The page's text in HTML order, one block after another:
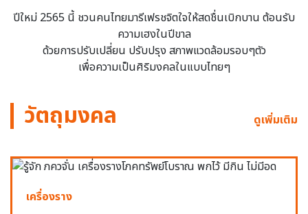
ปีใหม่ 2565 นี้ ชวนคนไทยมารีเฟรชจิตใจให้สดชื่นเบิกบาน ต้อนรับ
ความเฮงในปีขาล
ด้วยการปรับเปลี่ยน ปรับปรุง สภาพแวดล้อมรอบๆตัว
เพื่อความเป็นศิริมงคลในแบบไทยๆ
วัตถุมงคล ดูเพิ่มเติม
เครื่องราง